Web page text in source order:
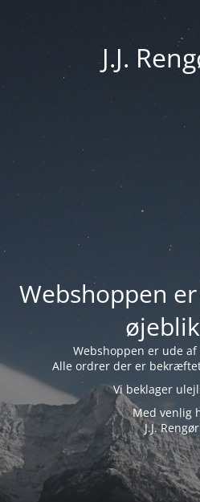
J.J.
Webshoppen
Webshoppen er ude
Alle ordrer der er
Vi beklager
Med venlig
J.J.